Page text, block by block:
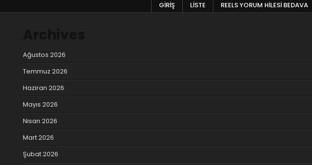
GIRIŞ LISTE REELS YORUM HILESI BEDAVA
Ağustos 2026
Temmuz 2026
Haziran 2026
Mayıs 2026
Nisan 2026
Mart 2026
Şubat 2026